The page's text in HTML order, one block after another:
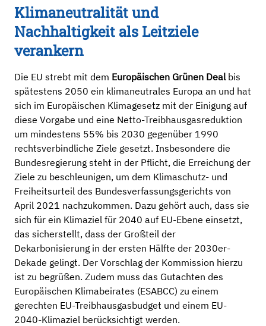
Klimaneutralität und
Nachhaltigkeit als Leitziele
verankern
Die EU strebt mit dem Europäischen Grünen Dealbis
spätestens 2050 ein klimaneutrales Europa an und hat
sich im Europäischen Klimagesetz mit der Einigung auf
diese Vorgabe und eine Netto-Treibhausgasreduktion
um mindestens 55% bis 2030 gegenüber 1990
rechtsverbindliche Ziele gesetzt. Insbesondere die
Bundesregierung steht in der Pflicht, die Erreichung der
Ziele zu beschleunigen, um dem Klimaschutz- und
Freiheitsurteil des Bundesverfassungsgerichts von
April 2021 nachzukommen. Dazu gehört auch, dass sie
sich für ein Klimaziel für 2040 auf EU-Ebene einsetzt,
das sicherstellt, dass der Großteil der
Dekarbonisierung in der ersten Hälfte der 2030er-
Dekade gelingt. Der Vorschlag der Kommission hierzu
ist zu begrüßen. Zudem muss das Gutachten des
Europäischen Klimabeirates (ESABCC) zu einem
gerechten EU-Treibhausgasbudget und einem EU-
2040-Klimaziel berücksichtigt werden.